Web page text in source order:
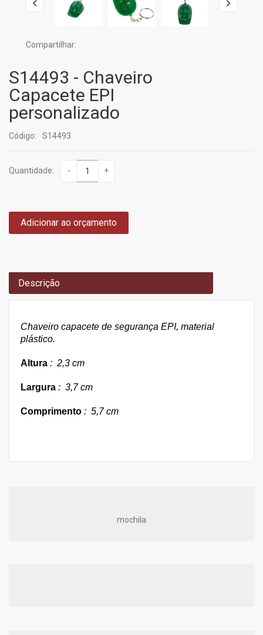
Compartilhar:
S14493 - Chaveiro
Capacete EPI
personalizado
Código: S14493
Quantidade: - +
Adicionar ao orçamento
Descrição
Chaveiro capacete de segurança EPI, material
plástico.
Altura : 2,3 cm
Largura : 3,7 cm
Comprimento : 5,7 cm
mochila